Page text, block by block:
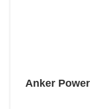
Anker